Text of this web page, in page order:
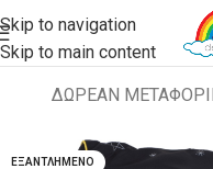
Skip to navigation
Skip to main content
ΔΩΡΕΑΝ
Αρχική σελίδα ΠΑΙΔΙΚΑ
ΕΞΑΝΤΛΗΜΈΝΟ